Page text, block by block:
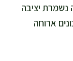
נשמרת יציבה
ארוחה